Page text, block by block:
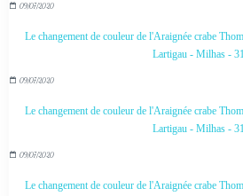
09/07/2020
Le changement de couleur de l'Araignée crabe
Lartigau - Milhas - 31
09/07/2020
Le changement de couleur de l'Araignée crabe
Lartigau - Milhas - 31
09/07/2020
Le changement de couleur de l'Araignée crabe